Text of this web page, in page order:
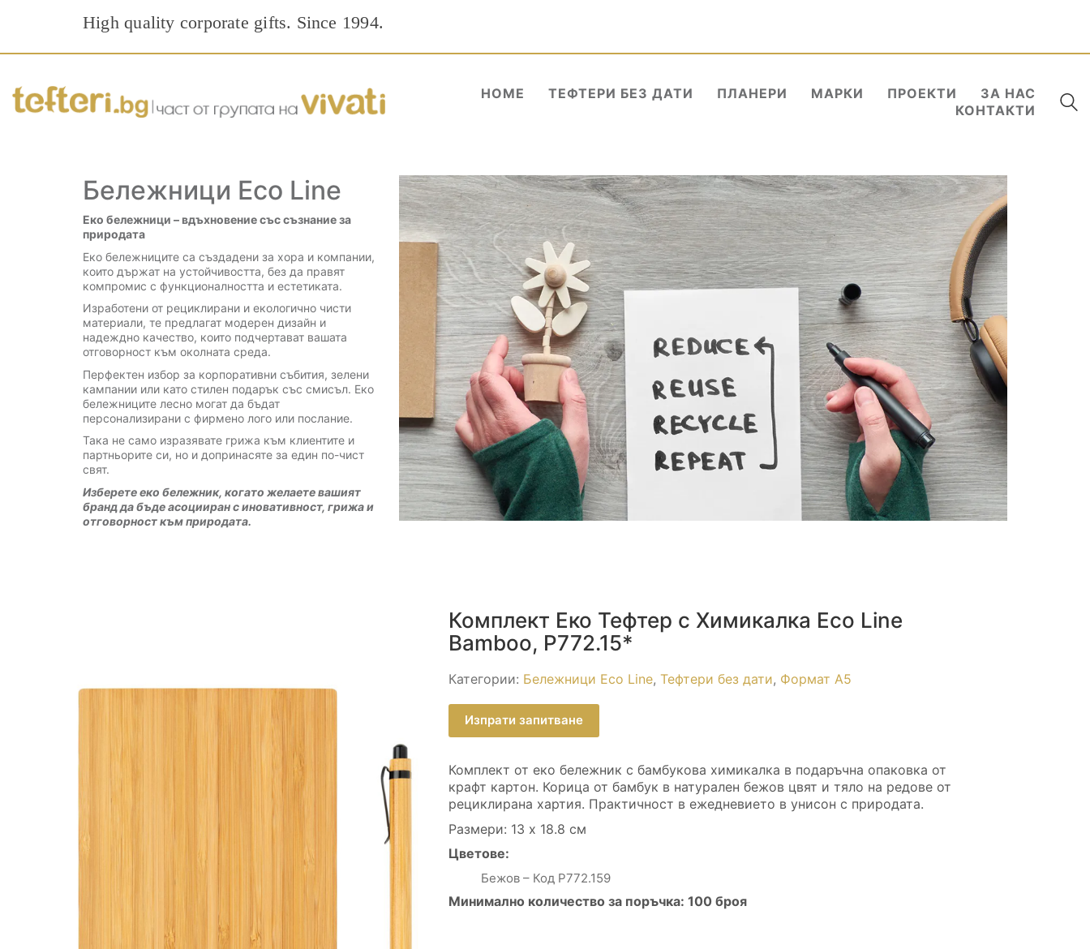
High quality corporate gifts. Since 1994.
HOME ТЕФТЕРИ БЕЗ ДАТИ ПЛАНЕРИ МАРКИ ПРОЕКТИ
ЗА НАС
КОНТАКТИ
Бележници Eco Line
Еко бележници – вдъхновение със съзнание за
природата
Еко бележниците са създадени за хора и компании,
които държат на устойчивостта, без да правят
компромис с функционалността и естетиката.
Изработени от рециклирани и екологично чисти
материали, те предлагат модерен дизайн и
надеждно качество, които подчертават вашата
отговорност към околната среда.
Перфектен избор за корпоративни събития, зелени
кампании или като стилен подарък със смисъл. Еко
бележниците лесно могат да бъдат
персонализирани с фирмено лого или послание.
Така не само изразявате грижа към клиентите и
партньорите си, но и допринасяте за един по-чист
свят.
Изберете еко бележник, когато желаете вашият
бранд да бъде асоцииран с иновативност, грижа и
отговорност към природата.
Комплект Еко Тефтер с Химикалка Eco Line
Bamboo, P772.15*
Категории: Бележници Eco Line, Тефтери без дати, Формат А5
Изпрати запитване
Комплект от еко бележник с бамбукова химикалка в подаръчна опаковка от
крафт картон. Корица от бамбук в натурален бежов цвят и тяло на редове от
рециклирана хартия. Практичност в ежедневието в унисон с природата.
Размери: 13 х 18.8 см
Цветове:
Бежов – Код P772.159
Минимално количество за поръчка: 100 броя